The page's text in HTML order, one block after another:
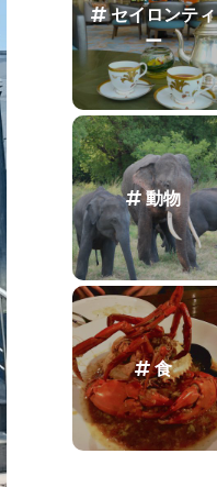
セイロンティ
ー
動物
食